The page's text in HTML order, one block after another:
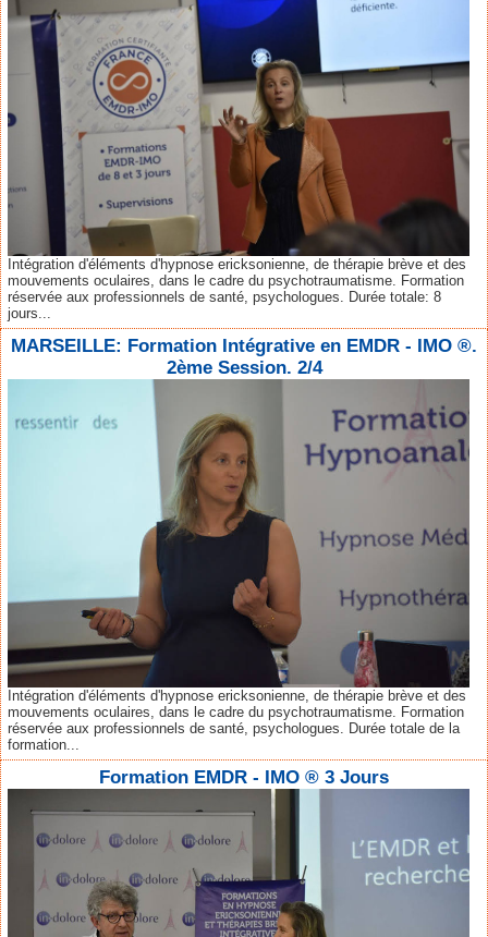
Intégration d'éléments d'hypnose ericksonienne, de thérapie brève et des
mouvements oculaires, dans le cadre du psychotraumatisme. Formation
réservée aux professionnels de santé, psychologues. Durée totale: 8
jours...
MARSEILLE: Formation Intégrative en EMDR - IMO ®.
2ème Session. 2/4
Intégration d'éléments d'hypnose ericksonienne, de thérapie brève et des
mouvements oculaires, dans le cadre du psychotraumatisme. Formation
réservée aux professionnels de santé, psychologues. Durée totale de la
formation...
Formation EMDR - IMO ® 3 Jours